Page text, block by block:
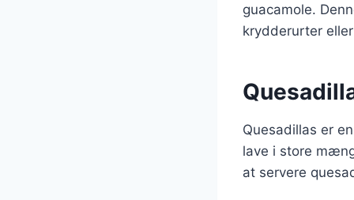
guacamole.
krydderurter
Quesadillas er
lave i store
at servere